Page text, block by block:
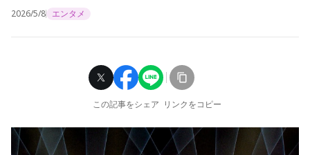
2026/5/8 エンタメ
この記事をシェア リンクをコピー